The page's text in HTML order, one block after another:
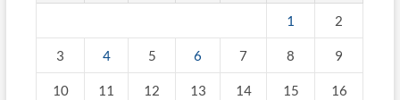
1 2
3 4 5 6 7 8 9
10 11 12 13 14 15 16